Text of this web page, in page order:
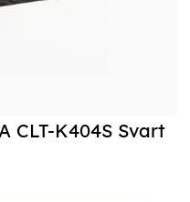
CLT-K404S Svart